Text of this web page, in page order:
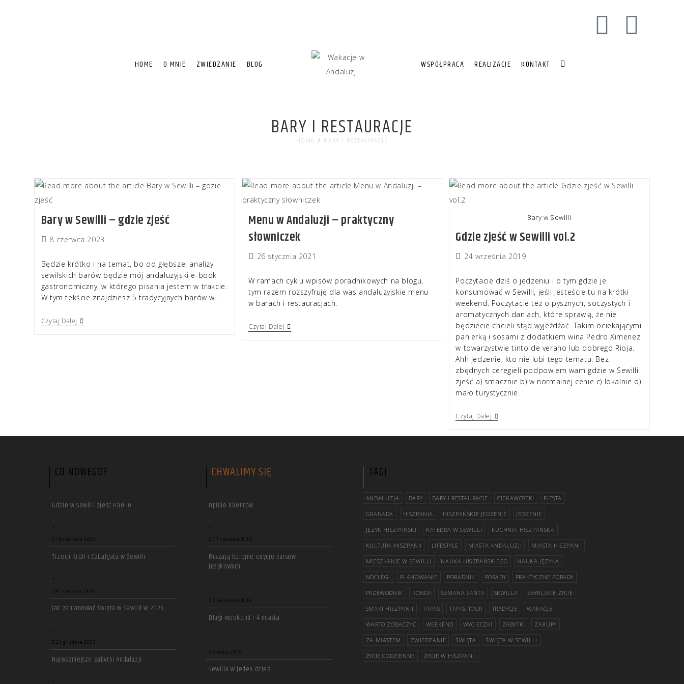
HOME O MNIE ZWIEDZANIE BLOG WSPÓŁPRACA REALIZACJE KONTAKT
BARY I RESTAURACJE
HOME / BARY I RESTAURACJE
Bary w Sewilli – gdzie zjeść
8 czerwca 2023
Będzie krótko i na temat, bo od głębszej analizy
sewilskich barów będzie mój andaluzyjski e-book
gastronomiczny, w którego pisania jestem w trakcie.
W tym tekście znajdziesz 5 tradycyjnych barów w…
Czytaj Dalej
Menu w Andaluzji – praktyczny
słowniczek
26 stycznia 2021
W ramach cyklu wpisów poradnikowych na blogu,
tym razem rozszyfruję dla was andaluzyjskie menu
w barach i restauracjach.
Czytaj Dalej
Bary w Sewilli
Gdzie zjeść w Sewilli vol.2
24 września 2019
Poczytacie dziś o jedzeniu i o tym gdzie je
konsumować w Sewilli, jeśli jesteście tu na krótki
weekend. Poczytacie też o pysznych, soczystych i
aromatycznych daniach, które sprawią, że nie
będziecie chcieli stąd wyjeżdżać. Takim ociekającymi
panierką i sosami z dodatkiem wina Pedro Ximenez
w towarzystwie tinto de verano lub dobrego Rioja.
Ahh jedzenie, kto nie lubi tego tematu. Bez
zbędnych ceregieli podpowiem wam gdzie w Sewilli
zjeść a) smacznie b) w normalnej cenie c) lokalnie d)
mało turystycznie.
Czytaj Dalej
CO NOWEGO?
Gdzie w Sewilli zjeść Paelle
•
18 czerwca 2026
Trzech Króli i Cabalgata w Sewilli
•
4 stycznia 2026
Jak zaplanować święta w Sewilli w 2025
•
21 grudnia 2025
Najważniejsze zabytki Andaluzji
•
CHWALIMY SIĘ
Opinie klientów
•
17 czerwca 2018
Ruszają kolejne edycje kursów
językowych
•
8 września 2016
Długi weekend i 4 miasta
•
6 maja 2016
Sewilla w jeden dzień
TAGI
ANDALUZJA BARY BARY I RESTAURACJE CIEKAWOSTKI FIESTA
GRANADA HISZPANIA HISZPAŃSKIE JEDZENIE JEDZENIE
JĘZYK HISZPAŃSKI KATEDRA W SEWILLI KUCHNIA HISZPAŃSKA
KULTURA HISZPANII LIFESTYLE MIASTA ANDALUZJI MIASTA HISZPANII
MIESZKANIE W SEWILLI NAUKA HISZPAŃSKIEGO NAUKA JĘZYKA
NOCLEGI PLANOWANIE PORADNIK PORADY PRAKTYCZNE PORADY
PRZEWODNIK RONDA SEMANA SANTA SEWILLA SEWILSKIE ŻYCIE
SMAKI HISZPANII TAPAS TAPAS TOUR TRADYCJE WAKACJE
WARTO ZOBACZYĆ WEEKEND WYCIECZKI ZABYTKI ZAKUPY
ZA MIASTEM ZWIEDZANIE ŚWIĘTA ŚWIĘTA W SEWILLI
ŻYCIE CODZIENNE ŻYCIE W HISZPANII